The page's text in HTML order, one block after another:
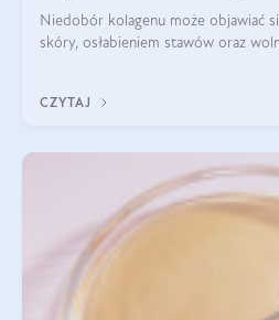
Niedobór kolagenu może objawiać
skóry, osłabieniem stawów oraz
osłabienie włosów.
CZYTAJ